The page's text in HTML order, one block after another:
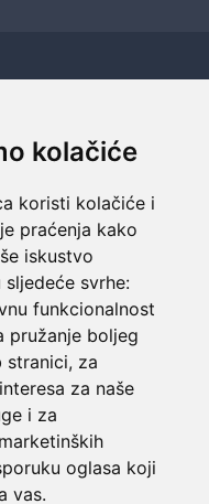
kolačiće
koristi kolačiće i
praćenja kako
iskustvo
svrhe:
funkcionalnost
pružanje boljeg
stranici, za
za naše
i za
oglasa koji
vas.